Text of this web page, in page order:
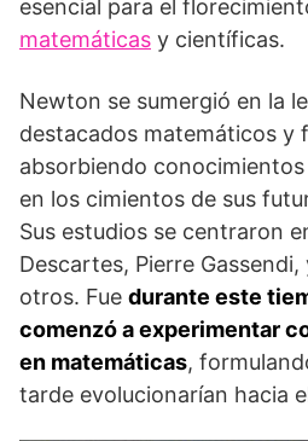
esencial para el
matemáticas y científicas.
Newton se sumergió en la
destacados matemáticos y
absorbiendo
en los cimientos de sus
Sus estudios se centraron
Descartes, Pierre
otros. Fue durante este
comenzó a experimentar
en matemáticas,
tarde evolucionarían hacia